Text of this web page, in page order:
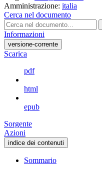
Amministrazione: italia
Cerca nel documento
Informazioni
versione-corrente
Scarica
pdf
html
epub
Sorgente
Azioni
indice dei contenuti
Sommario